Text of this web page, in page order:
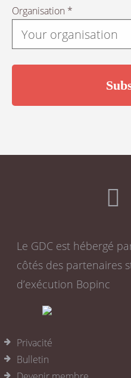
Organisation *
Le GDC est hébergé
côtés des partenaires
d’exécution Bopinc
Privacité
Bulletin